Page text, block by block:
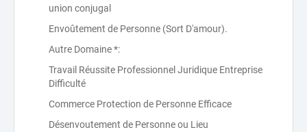
union conjugal
Envoûtement de Personne (Sort D'amour).
Autre Domaine *:
Travail Réussite Professionnel Juridique Entreprise
Difficulté
Commerce Protection de Personne Efficace
Désenvoutement de Personne ou Lieu